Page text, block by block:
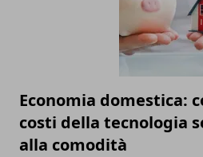
Economia domestica:
costi della tecnologia
alla comodità